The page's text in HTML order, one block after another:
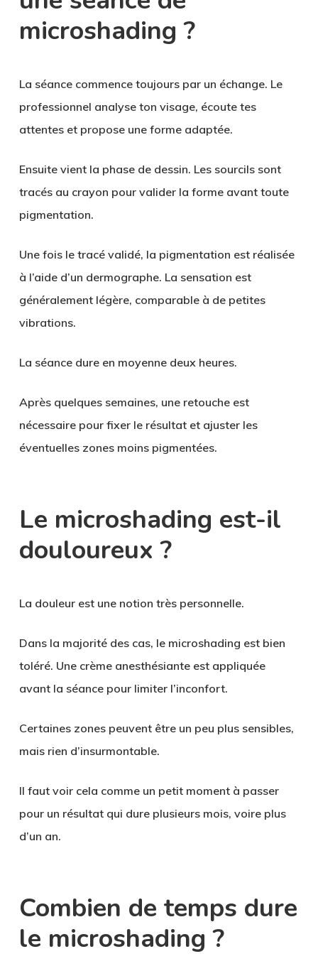
microshading ?
La séance commence toujours par un échange. Le
professionnel analyse ton visage, écoute tes
attentes et propose une forme adaptée.
Ensuite vient la phase de dessin. Les sourcils sont
tracés au crayon pour valider la forme avant toute
pigmentation.
Une fois le tracé validé, la pigmentation est réalisée
à l’aide d’un dermographe. La sensation est
généralement légère, comparable à de petites
vibrations.
La séance dure en moyenne deux heures.
Après quelques semaines, une retouche est
nécessaire pour fixer le résultat et ajuster les
éventuelles zones moins pigmentées.
Le microshading est-il
douloureux ?
La douleur est une notion très personnelle.
Dans la majorité des cas, le microshading est bien
toléré. Une crème anesthésiante est appliquée
avant la séance pour limiter l’inconfort.
Certaines zones peuvent être un peu plus sensibles,
mais rien d’insurmontable.
Il faut voir cela comme un petit moment à passer
pour un résultat qui dure plusieurs mois, voire plus
d’un an.
Combien de temps dure
le microshading ?